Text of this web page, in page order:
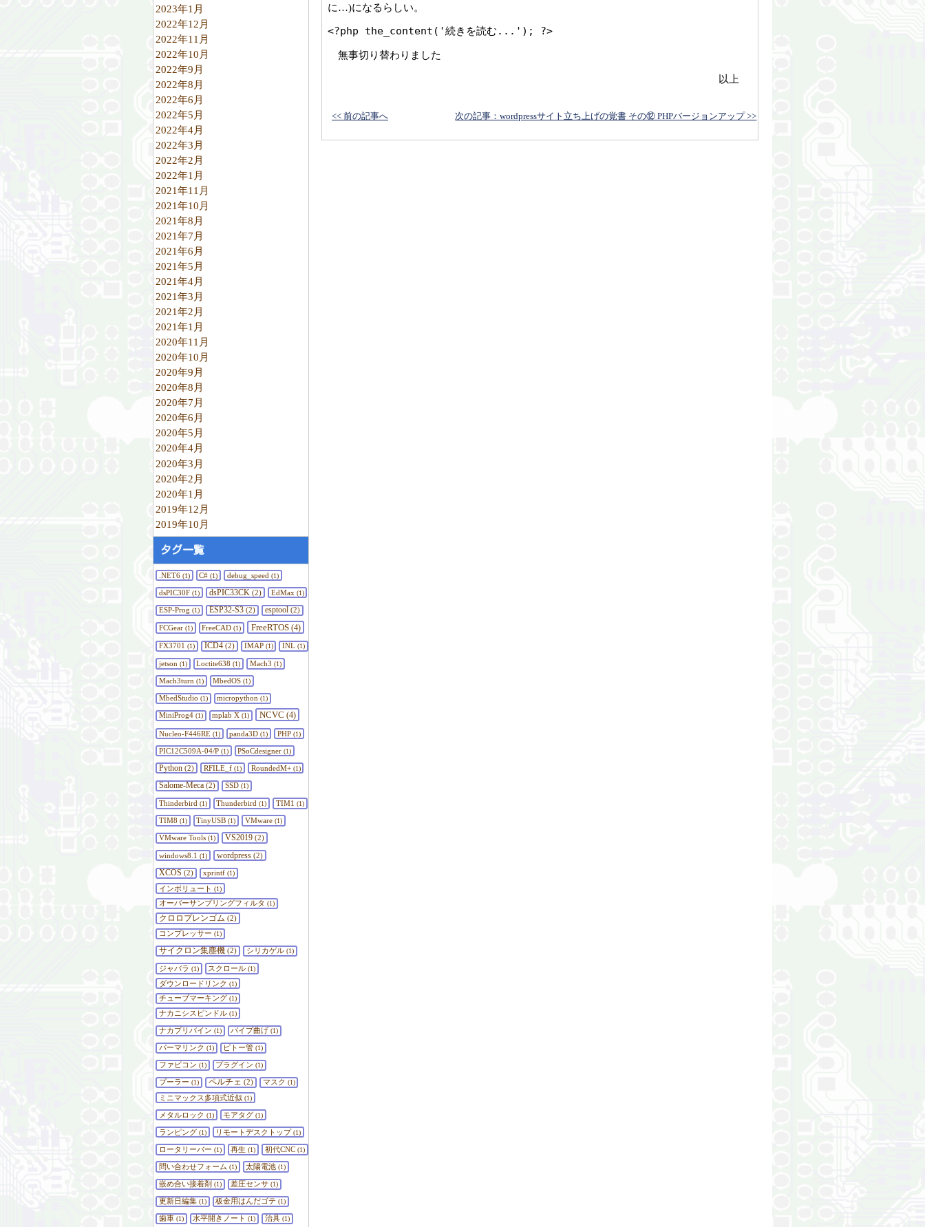
2023年1月
2022年12月
2022年11月
2022年10月
2022年9月
2022年8月
2022年6月
2022年5月
2022年4月
2022年3月
2022年2月
2022年1月
2021年11月
2021年10月
2021年8月
2021年7月
2021年6月
2021年5月
2021年4月
2021年3月
2021年2月
2021年1月
2020年11月
2020年10月
2020年9月
2020年8月
2020年7月
2020年6月
2020年5月
2020年4月
2020年3月
2020年2月
2020年1月
2019年12月
2019年10月
タグ一覧
.NET6(1) C# (1) debug_speed (1)
dsPIC30F(1) dsPIC33CK (2) EdMax (1)
ESP-Prog (1) ESP32-S3(2) esptool (2)
FCGear(1) FreeCAD (1) FreeRTOS(4)
FX3701 (1) ICD4(2) IMAP(1) INL (1)
jetson (1) Loctite638 (1) Mach3 (1)
Mach3turn (1) MbedOS (1)
MbedStudio (1) micropython (1)
MiniProg4(1) mplab X (1) NCVC (4)
Nucleo-F446RE(1) panda3D (1) PHP(1)
PIC12C509A-04/P(1) PSoCdesigner (1)
Python (2) RFILE_f(1) RoundedM+(1)
Salome-Meca (2) SSD(1)
Thinderbird (1) Thunderbird (1) TIM1 (1)
TIM8 (1) TinyUSB (1) VMware(1)
VMware Tools(1) VS2019(2)
windows8.1 (1) wordpress(2)
XCOS (2) xprintf(1)
インボリュート (1)
オーバーサンプリングフィルタ (1)
クロロプレンゴム (2)
コンプレッサー (1)
サイクロン集塵機 (2) シリカゲル(1)
ジャバラ (1) スクロール (1)
ダウンロードリンク (1)
チューブマーキング (1)
ナカニシスピンドル(1)
ナカプリバイン (1) パイプ曲げ (1)
パーマリンク (1) ピトー管 (1)
ファビコン (1) プラグイン (1)
プーラー (1) ペルチェ (2) マスク (1)
ミニマックス多項式近似 (1)
メタルロック (1) モアタグ (1)
ランピング(1) リモートデスクトップ(1)
ロータリーバー (1) 再生 (1) 初代CNC(1)
問い合わせフォーム (1) 太陽電池 (1)
嵌め合い接着剤 (1) 差圧センサ (1)
更新日編集(1) 板金用はんだゴテ (1)
歯車(1) 水平開きノート (1) 治具(1)
に…)になるらしい。
<?php the_content('続きを読む...'); ?>
無事切り替わりました
以上
次の記事：wordpressサイト立ち上げの覚書 その⑫ PHPバージョンアップ >>
<< 前の記事へ